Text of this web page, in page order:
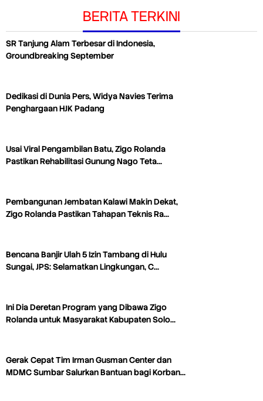
BERITA TERKINI
SR Tanjung Alam Terbesar di Indonesia,
Groundbreaking September
Dedikasi di Dunia Pers, Widya Navies Terima
Penghargaan HJK Padang
Usai Viral Pengambilan Batu, Zigo Rolanda
Pastikan Rehabilitasi Gunung Nago Teta…
Pembangunan Jembatan Kalawi Makin Dekat,
Zigo Rolanda Pastikan Tahapan Teknis Ra…
Bencana Banjir Ulah 5 Izin Tambang di Hulu
Sungai, JPS: Selamatkan Lingkungan, C…
Ini Dia Deretan Program yang Dibawa Zigo
Rolanda untuk Masyarakat Kabupaten Solo…
Gerak Cepat Tim Irman Gusman Center dan
MDMC Sumbar Salurkan Bantuan bagi Korban…